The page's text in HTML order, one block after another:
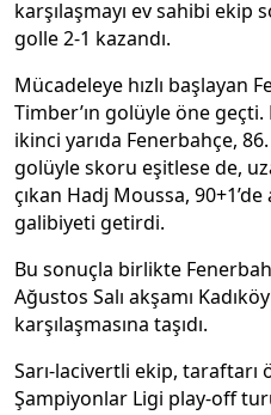
karşılaşmayı ev sahibi
golle 2-1 kazandı.
Mücadeleye hızlı başlayan
Timber’ın golüyle öne geçti.
ikinci yarıda Fenerbahçe,
golüyle skoru eşitlese de,
çıkan Hadj Moussa,
galibiyeti getirdi.
Bu sonuçla birlikte
Ağustos Salı akşamı
karşılaşmasına taşıdı.
Sarı-lacivertli ekip, taraftarı
Şampiyonlar Ligi play-off